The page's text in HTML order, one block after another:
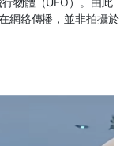
網絡傳播，並非拍攝於